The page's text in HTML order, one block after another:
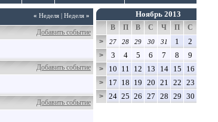
« Неделя | Неделя »
Добавить событие
Добавить событие
Добавить событие
Ноябрь 2013
В П В С Ч П
С
>
27 28 29 30 31 1 2
> 3 4 5 6 7 8 9
> 10 11 12 13 14 15 16
> 17 18 19 20 21 22 23
> 24 25 26 27 28 29 30